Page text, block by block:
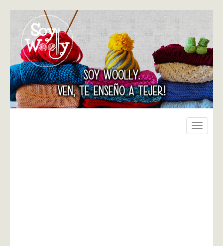
SOY WOOLLY.
VEN, TE ENSEÑO A TEJER!
Toggle